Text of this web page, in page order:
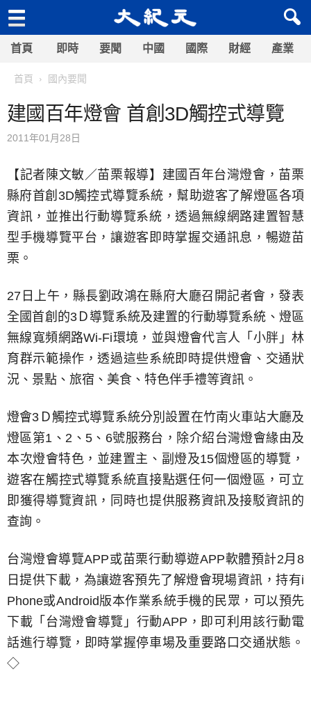
首頁 即時 要聞 中國 國際 財經 產業
首頁 國內要聞
建國百年燈會 首創3D觸控式導覽
2011年01月28日
【記者陳文敏／苗栗報導】建國百年台灣燈會，苗栗
縣府首創3D觸控式導覽系統，幫助遊客了解燈區各項
資訊，並推出行動導覽系統，透過無線網路建置智慧
型手機導覽平台，讓遊客即時掌握交通訊息，暢遊苗
栗。
27日上午，縣長劉政鴻在縣府大廳召開記者會，發表
全國首創的3Ｄ導覽系統及建置的行動導覽系統、燈區
無線寬頻網路Wi-Fi環境，並與燈會代言人「小胖」林
育群示範操作，透過這些系統即時提供燈會、交通狀
況、景點、旅宿、美食、特色伴手禮等資訊。
燈會3Ｄ觸控式導覽系統分別設置在竹南火車站大廳及
燈區第1、2、5、6號服務台，除介紹台灣燈會緣由及
本次燈會特色，並建置主、副燈及15個燈區的導覽，
遊客在觸控式導覽系統直接點選任何一個燈區，可立
即獲得導覽資訊，同時也提供服務資訊及接駁資訊的
查詢。
台灣燈會導覽APP或苗栗行動導遊APP軟體預計2月8
日提供下載，為讓遊客預先了解燈會現場資訊，持有i
Phone或Android版本作業系統手機的民眾，可以預先
下載「台灣燈會導覽」行動APP，即可利用該行動電
話進行導覽，即時掌握停車場及重要路口交通狀態。
◇